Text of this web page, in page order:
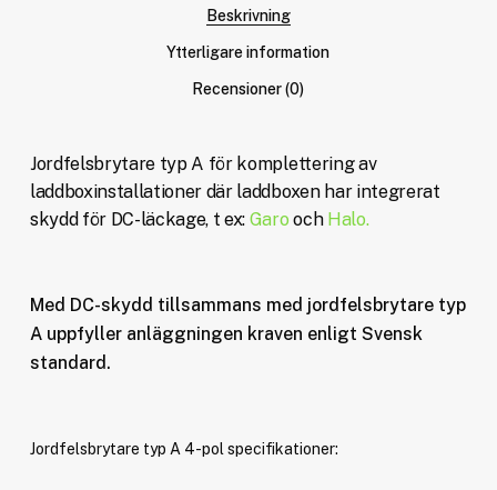
Beskrivning
Ytterligare information
Recensioner (0)
Jordfelsbrytare typ A för komplettering av
laddboxinstallationer där laddboxen har integrerat
skydd för DC-läckage, t ex: Garo och Halo.
Med DC-skydd tillsammans med jordfelsbrytare typ
A uppfyller anläggningen kraven enligt Svensk
standard.
Jordfelsbrytare typ A 4-pol specifikationer: